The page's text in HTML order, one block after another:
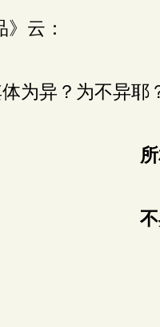
》云：
为异？为不异耶